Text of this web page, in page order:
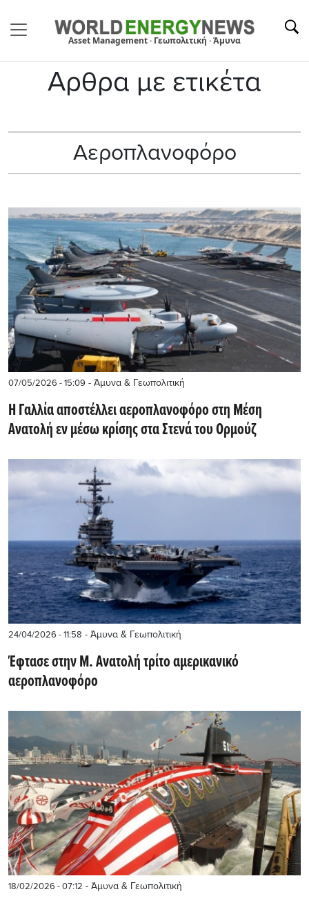
Asset Management · Γεωπολιτική · Άμυνα
Αρθρα με ετικέτα
Αεροπλανοφόρο
07/05/2026 - 15:09 - Άμυνα & Γεωπολιτική
Η Γαλλία αποστέλλει αεροπλανοφόρο στη Μέση
Ανατολή εν μέσω κρίσης στα Στενά του Ορμούζ
24/04/2026 - 11:58 - Άμυνα & Γεωπολιτική
Έφτασε στην Μ. Ανατολή τρίτο αμερικανικό
αεροπλανοφόρο
18/02/2026 - 07:12 - Άμυνα & Γεωπολιτική